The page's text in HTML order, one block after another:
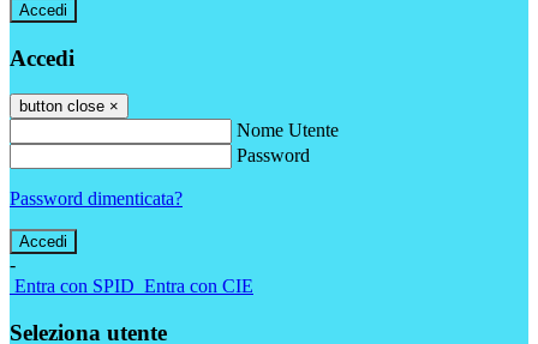
Accedi
Accedi
button close ×
Nome Utente
Password
Password dimenticata?
-
Entra con SPID Entra con CIE
Seleziona utente